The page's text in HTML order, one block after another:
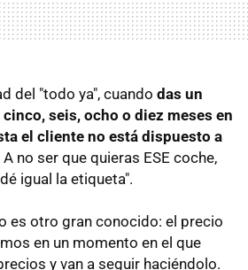
del "todo ya", cuando das un
seis, ocho o diez meses en
el cliente no está dispuesto a
A no ser que quieras ESE coche,
igual la etiqueta".
es otro gran conocido: el precio
en un momento en el que
y van a seguir haciéndolo.